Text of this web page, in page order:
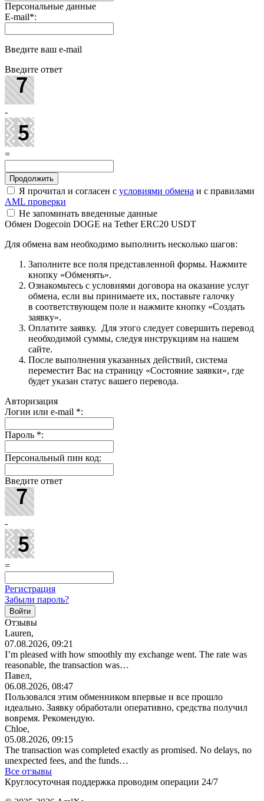
Персональные данные
E-mail*:
Введите ваш e-mail
Введите ответ
-
=
Я прочитал и согласен с условиями обмена и с правилами
AML проверки
Не запоминать введенные данные
Обмен Dogecoin DOGE на Tether ERC20 USDT
Для обмена вам необходимо выполнить несколько шагов:
Заполните все поля представленной формы. Нажмите
кнопку «Обменять».
Ознакомьтесь с условиями договора на оказание услуг
обмена, если вы принимаете их, поставьте галочку
в соответствующем поле и нажмите кнопку «Создать
заявку».
Оплатите заявку. Для этого следует совершить перевод
необходимой суммы, следуя инструкциям на нашем
сайте.
После выполнения указанных действий, система
переместит Вас на страницу «Состояние заявки», где
будет указан статус вашего перевода.
Авторизация
Логин или e-mail *:
Пароль *:
Персональный пин код:
Введите ответ
-
=
Регистрация
Забыли пароль?
Отзывы
Lauren,
07.08.2026, 09:21
I’m pleased with how smoothly my exchange went. The rate was
reasonable, the transaction was…
Павел,
06.08.2026, 08:47
Пользовался этим обменником впервые и все прошло
идеально. Заявку обработали оперативно, средства получил
вовремя. Рекомендую.
Chloe,
05.08.2026, 09:15
The transaction was completed exactly as promised. No delays, no
unexpected fees, and the funds…
Все отзывы
Круглосуточная поддержка проводим операции 24/7